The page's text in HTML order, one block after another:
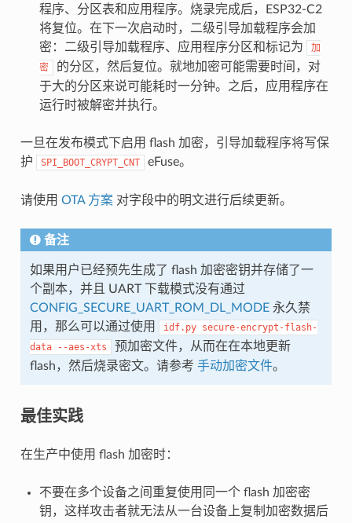
程序、分区表和应用程序。烧录完成后，ESP32-C2
将复位。在下一次启动时，二级引导加载程序会加
密：二级引导加载程序、应用程序分区和标记为
加
密
的分区，然后复位。就地加密可能需要时间，对
于大的分区来说可能耗时一分钟。之后，应用程序在
运行时被解密并执行。
一旦在发布模式下启用 flash 加密，引导加载程序将写保
护
SPI_BOOT_CRYPT_CNT eFuse。
请使用 OTA 方案对字段中的明文进行后续更新。
备注
如果用户已经预先生成了 flash 加密密钥并存储了一
个副本，并且 UART 下载模式没有通过
CONFIG_SECURE_UART_ROM_DL_MODE永久禁
用，那么可以通过使用
idf.py secure-encrypt-flash-
data
--aes-xts
预加密文件，从而在在本地更新
flash，然后烧录密文。请参考 手动加密文件。
最佳实践
在生产中使用 flash 加密时：
不要在多个设备之间重复使用同一个 flash 加密密
钥，这样攻击者就无法从一台设备上复制加密数据后